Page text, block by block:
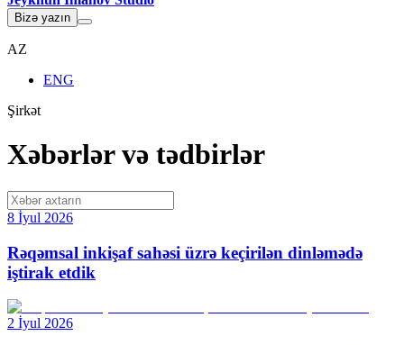
Bizə yazın
AZ
ENG
Şirkət
Xəbərlər və tədbirlər
8 İyul 2026
Rəqəmsal inkişaf sahəsi üzrə keçirilən dinləmədə
iştirak etdik
2 İyul 2026